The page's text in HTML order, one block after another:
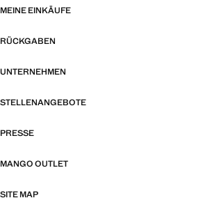
MEINE EINKÄUFE
RÜCKGABEN
UNTERNEHMEN
STELLENANGEBOTE
PRESSE
MANGO OUTLET
SITE MAP